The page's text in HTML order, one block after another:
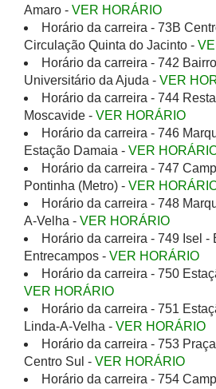
Amaro - VER HORÁRIO
Horário da carreira - 73B
Circulação Quinta do Jacinto -
Horário da carreira - 742
Universitário da Ajuda - VER
Horário da carreira - 744
Moscavide - VER HORÁRIO
Horário da carreira - 746
Estação Damaia - VER
Horário da carreira - 747
Pontinha (Metro) - VER
Horário da carreira - 748
A-Velha - VER HORÁRIO
Horário da carreira - 749 Isel -
Entrecampos - VER HORÁRIO
Horário da carreira - 750
VER HORÁRIO
Horário da carreira - 751
Linda-A-Velha - VER HORÁRIO
Horário da carreira - 753
Centro Sul - VER HORÁRIO
Horário da carreira - 754